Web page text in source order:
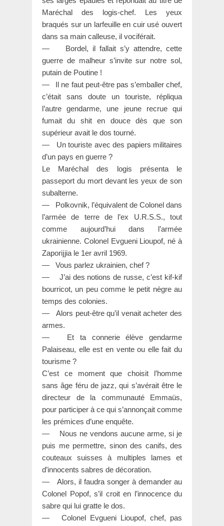
Maréchal des logis-chef. Les yeux
braqués sur un larfeuille en cuir usé ouvert
dans sa main calleuse, il vociférait.
— Bordel, il fallait s’y attendre, cette
guerre de malheur s’invite sur notre sol,
putain de Poutine !
— Il ne faut peut-être pas s’emballer chef,
c’était sans doute un touriste, répliqua
l’autre gendarme, une jeune recrue qui
fumait du shit en douce dès que son
supérieur avait le dos tourné.
— Un touriste avec des papiers militaires
d’un pays en guerre ?
Le Maréchal des logis présenta le
passeport du mort devant les yeux de son
subalterne.
— Polkovnik, l’équivalent de Colonel dans
l’armée de terre de l’ex U.R.S.S., tout
comme aujourd’hui dans l’armée
ukrainienne. Colonel Evgueni Lioupof, né à
Zaporĳjia le 1er avril 1969.
— Vous parlez ukrainien, chef ?
— J’ai des notions de russe, c’est kif-kif
bourricot, un peu comme le petit nègre au
temps des colonies.
— Alors peut-être qu’il venait acheter des
armes.
— Et ta connerie élève gendarme
Palaiseau, elle est en vente ou elle fait du
tourisme ?
C’est ce moment que choisit l’homme
sans âge féru de jazz, qui s’avérait être le
directeur de la communauté Emmaüs,
pour participer à ce qui s’annonçait comme
les prémices d’une enquête.
— Nous ne vendons aucune arme, si je
puis me permettre, sinon des canifs, des
couteaux suisses à multiples lames et
d’innocents sabres de décoration.
— Alors, il faudra songer à demander au
Colonel Popof, s’il croit en l’innocence du
sabre qui lui gratte le dos.
— Colonel Evgueni Lioupof, chef, pas